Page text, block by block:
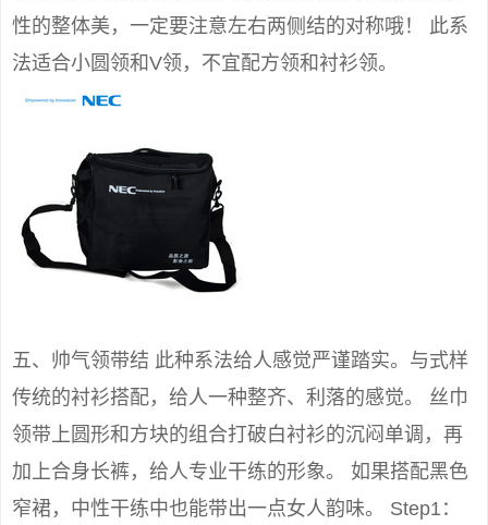
性的整体美，一定要注意左右两侧结的对称哦！ 此系
法适合小圆领和V领，不宜配方领和衬衫领。
五、帅气领带结 此种系法给人感觉严谨踏实。与式样
传统的衬衫搭配，给人一种整齐、利落的感觉。 丝巾
领带上圆形和方块的组合打破白衬衫的沉闷单调，再
加上合身长裤，给人专业干练的形象。 如果搭配黑色
窄裙，中性干练中也能带出一点女人韵味。 Step1：